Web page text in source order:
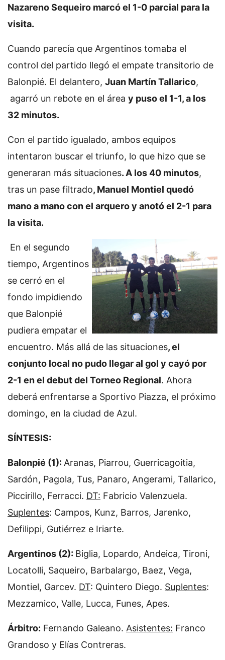
Nazareno Sequeiro marcó el 1-0 parcial para la
visita.
Cuando parecía que Argentinos tomaba el
control del partido llegó el empate transitorio de
Balonpié. El delantero, Juan Martín Tallarico,
agarró un rebote en el área y puso el 1-1, a los
32 minutos.
Con el partido igualado, ambos equipos
intentaron buscar el triunfo, lo que hizo que se
generaran más situaciones. A los 40 minutos,
tras un pase filtrado, Manuel Montiel quedó
mano a mano con el arquero y anotó el 2-1 para
la visita.
En el segundo
tiempo, Argentinos
se cerró en el
fondo impidiendo
que Balonpié
pudiera empatar el
encuentro. Más allá de las situaciones, el
conjunto local no pudo llegar al gol y cayó por
2-1 en el debut del Torneo Regional. Ahora
deberá enfrentarse a Sportivo Piazza, el próximo
domingo, en la ciudad de Azul.
SÍNTESIS:
Balonpié (1): Aranas, Piarrou, Guerricagoitia,
Sardón, Pagola, Tus, Panaro, Angerami, Tallarico,
Piccirillo, Ferracci. DT: Fabricio Valenzuela.
Suplentes: Campos, Kunz, Barros, Jarenko,
Defilippi, Gutiérrez e Iriarte.
Argentinos (2): Biglia, Lopardo, Andeica, Tironi,
Locatolli, Saqueiro, Barbalargo, Baez, Vega,
Montiel, Garcev. DT: Quintero Diego. Suplentes:
Mezzamico, Valle, Lucca, Funes, Apes.
Árbitro: Fernando Galeano. Asistentes: Franco
Grandoso y Elías Contreras.